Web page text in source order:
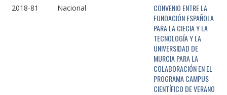
2018-81 Nacional
CONVENIO ENTRE LA
FUNDACIÓN ESPAÑOLA
PARA LA CIECIA Y LA
TECNOLOGÍA Y LA
UNIVERSIDAD DE
MURCIA PARA LA
COLABORACIÓN EN EL
PROGRAMA CAMPUS
CIENTÍFICO DE VERANO